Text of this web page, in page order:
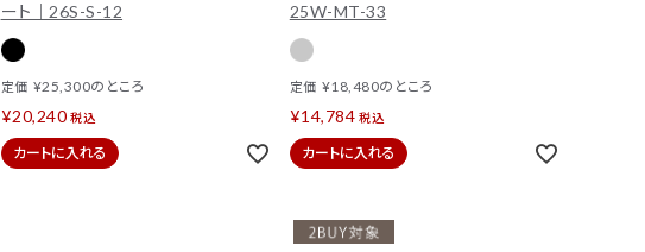
ート｜26S-S-12
定価 ¥25,300のところ
¥20,240 税込
カートに入れる
25W-MT-33
定価 ¥18,480のところ
¥14,784 税込
カートに入れる